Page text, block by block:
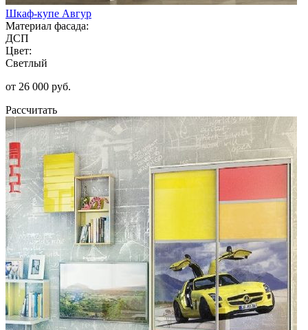
Шкаф-купе Авгур
Материал фасада:
ДСП
Цвет:
Светлый
от 26 000 руб.
Рассчитать